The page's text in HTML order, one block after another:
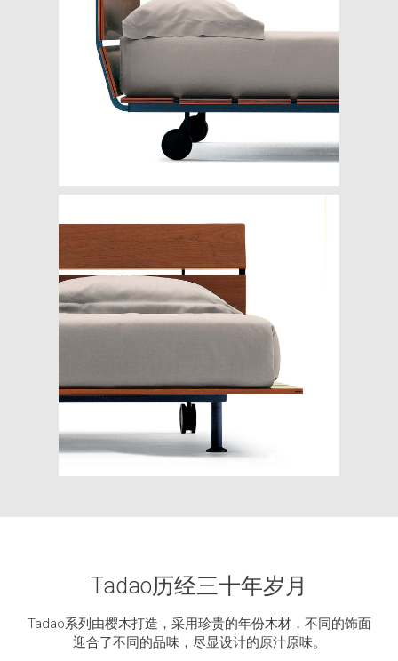
Tadao历经三十年岁月
Tadao系列由樱木打造，采用珍贵的年份木材，不同的饰面
迎合了不同的品味，尽显设计的原汁原味。